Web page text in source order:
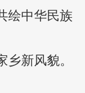
中华民族
新风貌。